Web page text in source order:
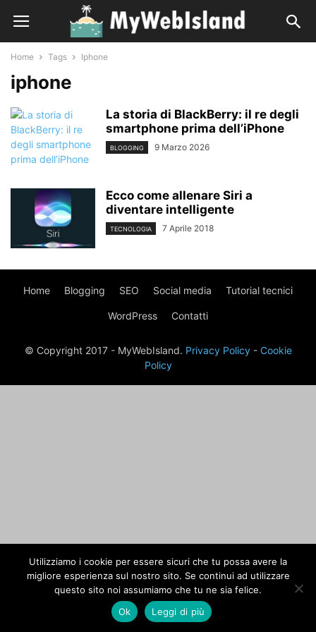
Home Tags Iphone
iphone
La storia di BlackBerry: il re degli
smartphone prima dell’iPhone
BLOGGING 9 Marzo 2026
Ecco come allenare Siri a
diventare intelligente
TECNOLOGIA 7 Aprile 2018
Home Blogging SEO Social media Tutorial tecnici
WordPress Contatti
© Copyright 2017 - MyWebIsland. Privacy Policy- Cookie
Policy
Utilizziamo i cookie per essere sicuri che tu possa avere la
migliore esperienza sul nostro sito. Se continui ad utilizzare
questo sito noi assumiamo che tu ne sia felice.
Ok
Leggi di più